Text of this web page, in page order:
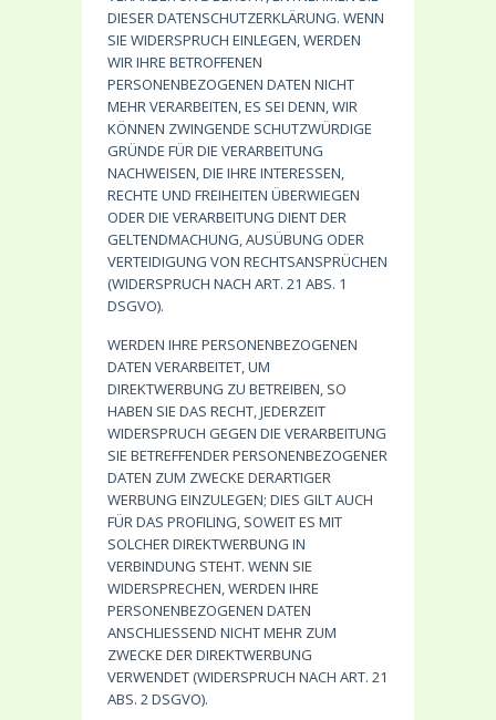
DIESER DATENSCHUTZERKLÄRUNG. WENN
SIE WIDERSPRUCH EINLEGEN, WERDEN
WIR IHRE BETROFFENEN
PERSONENBEZOGENEN DATEN NICHT
MEHR VERARBEITEN, ES SEI DENN, WIR
KÖNNEN ZWINGENDE SCHUTZWÜRDIGE
GRÜNDE FÜR DIE VERARBEITUNG
NACHWEISEN, DIE IHRE INTERESSEN,
RECHTE UND FREIHEITEN ÜBERWIEGEN
ODER DIE VERARBEITUNG DIENT DER
GELTENDMACHUNG, AUSÜBUNG ODER
VERTEIDIGUNG VON RECHTSANSPRÜCHEN
(WIDERSPRUCH NACH ART. 21 ABS. 1
DSGVO).
WERDEN IHRE PERSONENBEZOGENEN
DATEN VERARBEITET, UM
DIREKTWERBUNG ZU BETREIBEN, SO
HABEN SIE DAS RECHT, JEDERZEIT
WIDERSPRUCH GEGEN DIE VERARBEITUNG
SIE BETREFFENDER PERSONENBEZOGENER
DATEN ZUM ZWECKE DERARTIGER
WERBUNG EINZULEGEN; DIES GILT AUCH
FÜR DAS PROFILING, SOWEIT ES MIT
SOLCHER DIREKTWERBUNG IN
VERBINDUNG STEHT. WENN SIE
WIDERSPRECHEN, WERDEN IHRE
PERSONENBEZOGENEN DATEN
ANSCHLIESSEND NICHT MEHR ZUM
ZWECKE DER DIREKTWERBUNG
VERWENDET (WIDERSPRUCH NACH ART. 21
ABS. 2 DSGVO).